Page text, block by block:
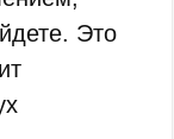
Это